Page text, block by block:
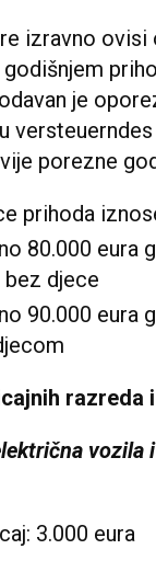
izravno ovisi
je
porezne
prihoda
80.000 eura
bez djece
90.000 eura
razreda
vozila
3.000 eura